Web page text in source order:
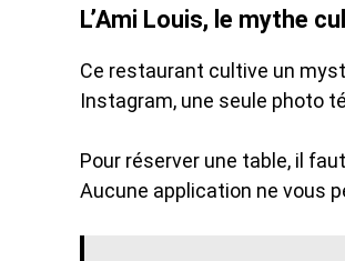
L’Ami Louis, le mythe
Ce restaurant cultive un
Instagram, une seule photo
Pour réserver une table, il
Aucune application ne vous